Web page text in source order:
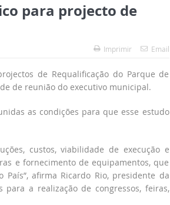
para projecto de
Imprimir Email
de Requalificação do Parque de
de reunião do executivo municipal.
as condições para que esse estudo
custos, viabilidade de execução e
e fornecimento de equipamentos, que
afirma Ricardo Rio, presidente da
para a realização de congressos, feiras,